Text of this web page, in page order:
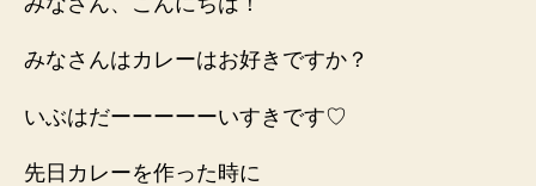
みなさんはカレーはお好きですか？
いぶはだーーーーーいすきです♡
先日カレーを作った時に